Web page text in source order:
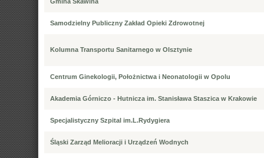
Samodzielny Publiczny Zakład Opieki Zdrowotnej
Kolumna Transportu Sanitarnego w Olsztynie
Centrum Ginekologii, Położnictwa i Neonatologii w Opolu
Akademia Górniczo - Hutnicza im. Stanisława Staszica w Krakowie
Specjalistyczny Szpital im.L.Rydygiera
Śląski Zarząd Melioracji i Urządzeń Wodnych